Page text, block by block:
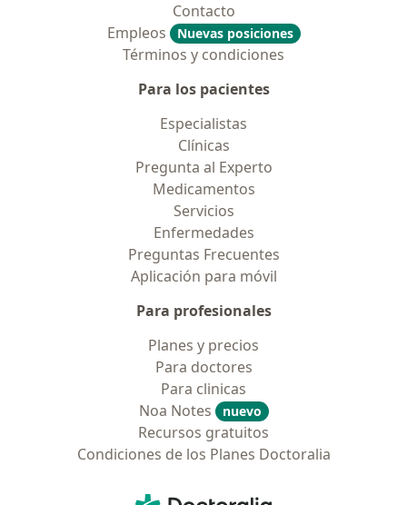
Contacto
Empleos
Nuevas posiciones
Términos y condiciones
Para los pacientes
Especialistas
Clínicas
Pregunta al Experto
Medicamentos
Servicios
Enfermedades
Preguntas Frecuentes
Aplicación para móvil
Para profesionales
Planes y precios
Para doctores
Para clinicas
Noa Notes
nuevo
Recursos gratuitos
Condiciones de los Planes Doctoralia
Doctoralia - Página de inicio